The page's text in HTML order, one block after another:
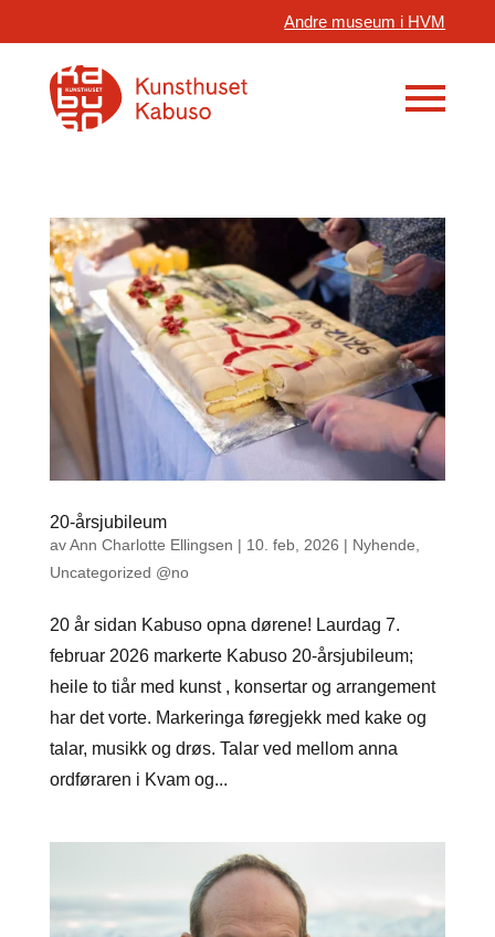
Andre museum i HVM
20-årsjubileum
avAnn Charlotte Ellingsen | 10. feb, 2026 | Nyhende,
Uncategorized @no
20 år sidan Kabuso opna dørene! Laurdag 7.
februar 2026 markerte Kabuso 20-årsjubileum;
heile to tiår med kunst , konsertar og arrangement
har det vorte. Markeringa føregjekk med kake og
talar, musikk og drøs. Talar ved mellom anna
ordføraren i Kvam og...